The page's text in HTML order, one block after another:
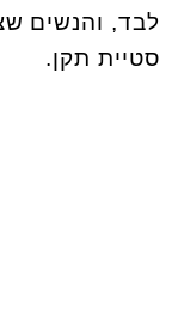
לבד, והנשים
סטיית תקן.